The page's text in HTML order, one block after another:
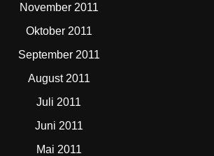
November 2011
Oktober 2011
September 2011
August 2011
Juli 2011
Juni 2011
Mai 2011